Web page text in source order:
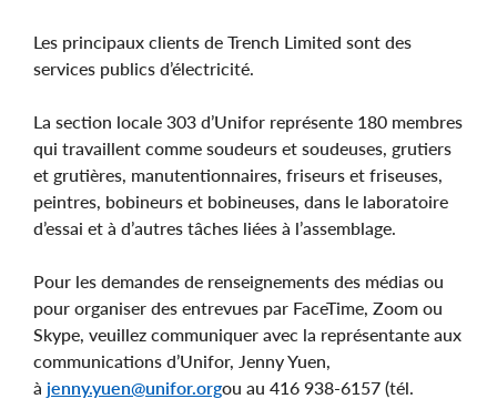
Les principaux clients de Trench Limited sont des
services publics d’électricité.
La section locale 303 d’Unifor représente 180 membres
qui travaillent comme soudeurs et soudeuses, grutiers
et grutières, manutentionnaires, friseurs et friseuses,
peintres, bobineurs et bobineuses, dans le laboratoire
d’essai et à d’autres tâches liées à l’assemblage.
Pour les demandes de renseignements des médias ou
pour organiser des entrevues par FaceTime, Zoom ou
Skype, veuillez communiquer avec la représentante aux
communications d’Unifor, Jenny Yuen,
à jenny.yuen@unifor.orgou au 416 938-6157 (tél.